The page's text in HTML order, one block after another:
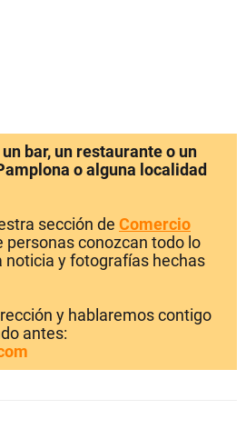
bar, un restaurante o un
o alguna localidad
sección de Comercio
personas conozcan todo lo
noticia y fotografías hechas
y hablaremos contigo
antes: